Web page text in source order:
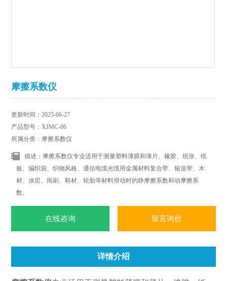
摩擦系数仪
更新时间：2025-06-27
产品型号：XJMC-06
所属分类：摩擦系数仪
描述：摩擦系数仪专业适用于测量塑料薄膜和薄片、橡胶、纸张、纸
板、编织袋、织物风格、通信电缆光缆用金属材料复合带、输送带、木
材、涂层、雨刷、鞋材、轮胎等材料滑动时的静摩擦系数和动摩擦系
数。
在线咨询 留言询价
详情介绍